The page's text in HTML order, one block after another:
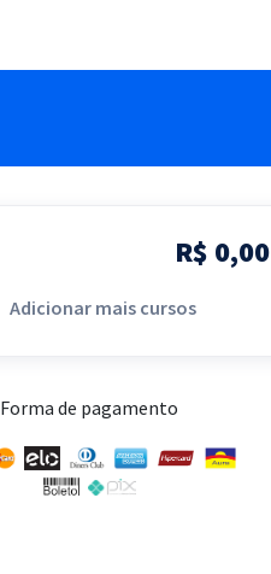
R$ 0,00
Adicionar mais cursos
Forma de pagamento